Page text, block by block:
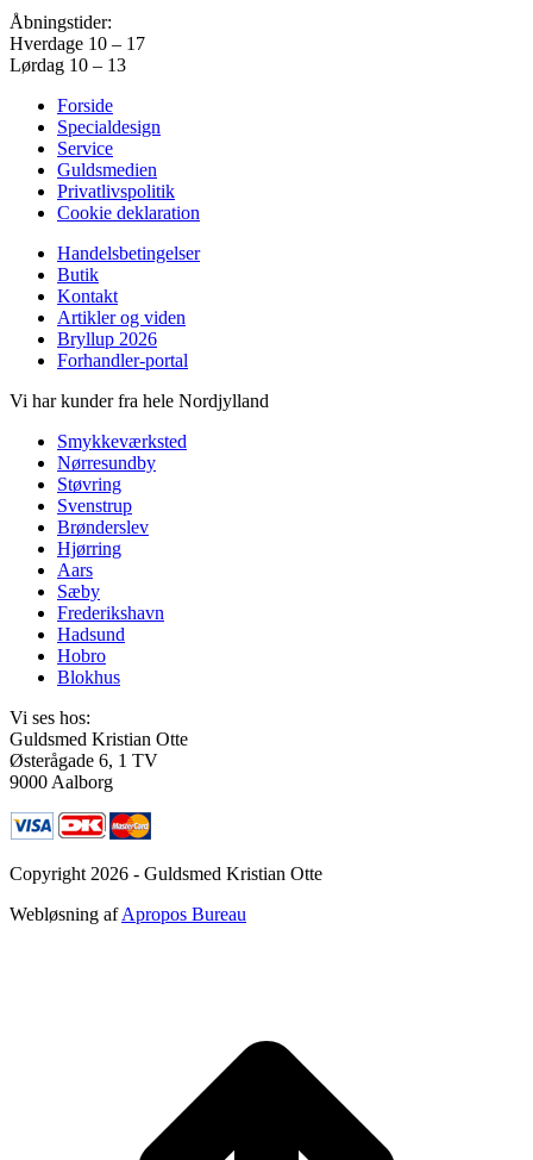
Åbningstider:
Hverdage 10 – 17
Lørdag 10 – 13
Forside
Specialdesign
Service
Guldsmedien
Privatlivspolitik
Cookie deklaration
Handelsbetingelser
Butik
Kontakt
Artikler og viden
Bryllup 2026
Forhandler-portal
Vi har kunder fra hele Nordjylland
Smykkeværksted
Nørresundby
Støvring
Svenstrup
Brønderslev
Hjørring
Aars
Sæby
Frederikshavn
Hadsund
Hobro
Blokhus
Vi ses hos:
Guldsmed Kristian Otte
Østerågade 6, 1 TV
9000 Aalborg
Copyright 2026 - Guldsmed Kristian Otte
Webløsning afApropos Bureau